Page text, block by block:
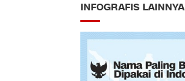
INFOGRAFIS LAINNYA